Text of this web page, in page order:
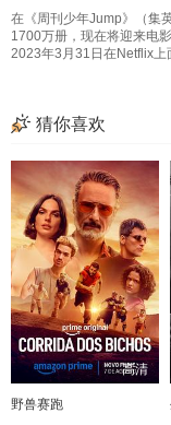
在《周刊少年Jump》（集
1700万册，现在将迎来电
2023年3月31日在Netflix上
猜你喜欢
高清
野兽赛跑